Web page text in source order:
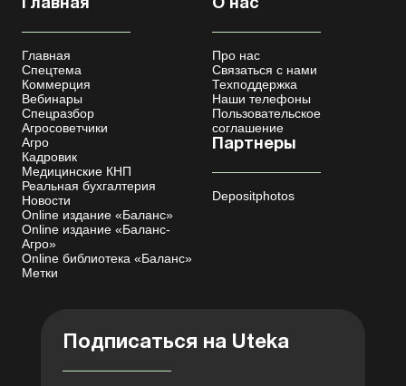
Главная
Главная
Спецтема
Коммерция
Вебинары
Спецразбор
Агросоветчики
Агро
Кадровик
Медицинские КНП
Реальная бухгалтерия
Новости
Online издание «Баланс»
Online издание «Баланс-
Агро»
Online библиотека «Баланс»
Метки
О нас
Про нас
Связаться с нами
Техподдержка
Наши телефоны
Пользовательское
соглашение
Партнеры
Depositphotos
Подписаться на Uteka